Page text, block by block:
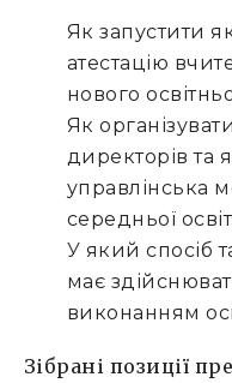
Як запустити
атестацію
нового
Як
директорів та
управлінська
середньої
У який спосіб
має
виконанням
Зібрані позиції